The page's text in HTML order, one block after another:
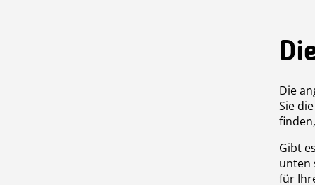
Die
Sie
Gibt
unten
für